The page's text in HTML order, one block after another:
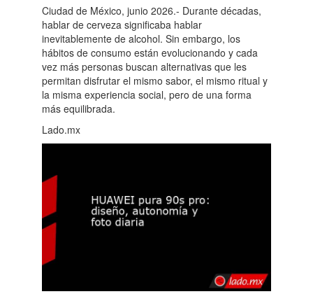
Ciudad de México, junio 2026.- Durante décadas,
hablar de cerveza significaba hablar
inevitablemente de alcohol. Sin embargo, los
hábitos de consumo están evolucionando y cada
vez más personas buscan alternativas que les
permitan disfrutar el mismo sabor, el mismo ritual y
la misma experiencia social, pero de una forma
más equilibrada.
Lado.mx